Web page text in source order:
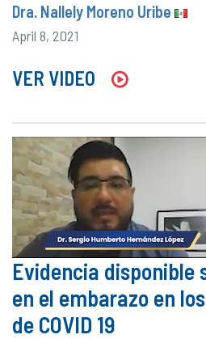
Dra. Nallely Moreno Uribe
April 8, 2021
VER VIDEO
Evidencia disponible
en el embarazo en
de COVID 19